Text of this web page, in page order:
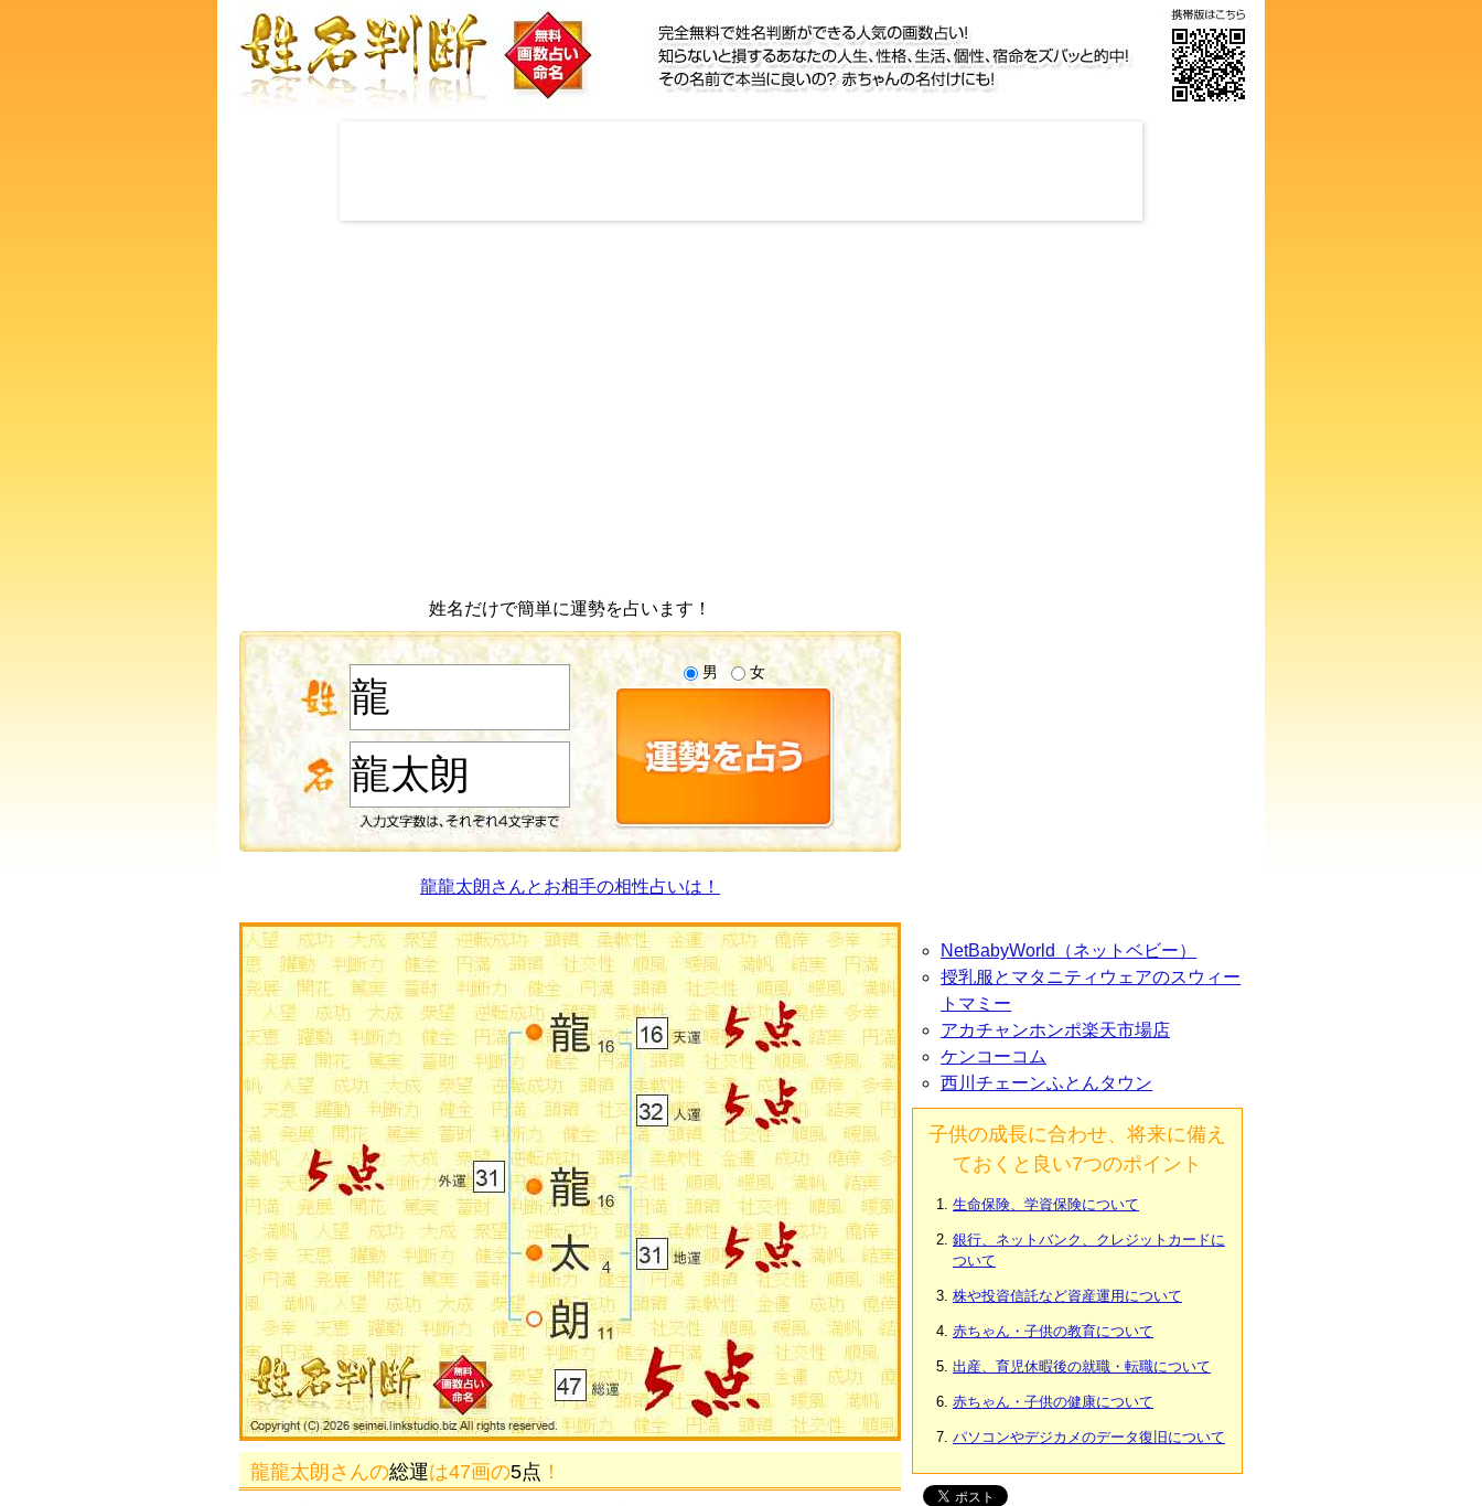
姓名だけで簡単に運勢を占います！
男 女
龍龍太朗さんとお相手の相性占いは！
龍龍太朗さんの総運は47画の5点 ！
NetBabyWorld（ネットベビー）
授乳服とマタニティウェアのスウィー
トマミー
アカチャンホンポ楽天市場店
ケンコーコム
西川チェーンふとんタウン
子供の成長に合わせ、将来に備え
ておくと良い7つのポイント
生命保険、学資保険について
銀行、ネットバンク、クレジットカードに
ついて
株や投資信託など資産運用について
赤ちゃん・子供の教育について
出産、育児休暇後の就職・転職について
赤ちゃん・子供の健康について
パソコンやデジカメのデータ復旧について